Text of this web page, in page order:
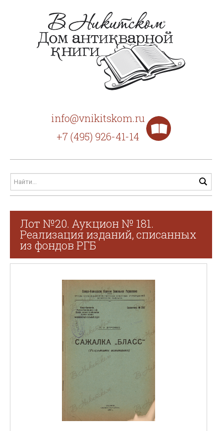
info@vnikitskom.ru
+7 (495) 926-41-14
Лот №20. Аукцион № 181.
Реализация изданий, списанных
из фондов РГБ